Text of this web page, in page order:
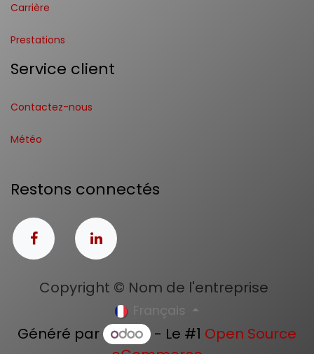
Carrière
Prestations
Service client
Contactez-nous
Météo
Restons connectés
Copyright © Nom de l'entreprise
Français
Généré par - Le #1 Open Source